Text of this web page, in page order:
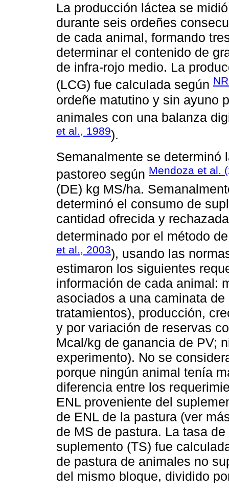
La producción láctea se
durante seis ordeñes
de cada animal, formando
determinar el contenido de
de infra-rojo medio. La
(LCG) fue calculada según
ordeñe matutino y sin ayuno
animales con una balanza
et al., 1989).
Semanalmente se determinó
pastoreo según Mendoza et al.
(DE) kg MS/ha.
determinó el consumo de
cantidad ofrecida y
determinado por el método
et al., 2003), usando las
estimaron los siguientes
información de cada animal:
asociados a una caminata
tratamientos), producción,
y por variación de reservas
Mcal/kg de ganancia de PV;
experimento). No se
porque ningún animal tenía
diferencia entre los
ENL proveniente del
de ENL de la pastura (ver
de MS de pastura. La tasa
suplemento (TS) fue
de pastura de animales no
del mismo bloque, dividido